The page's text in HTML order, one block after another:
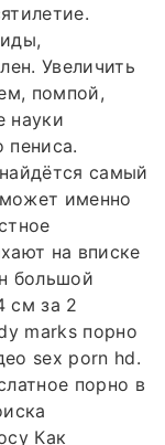
Увеличить
помпой,
науки
пениса.
самый
именно
на вписке
большой
см за 2
marks порно
sex porn hd.
порно в
Как